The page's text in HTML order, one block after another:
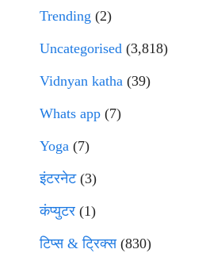
Trending (2)
Uncategorised (3,818)
Vidnyan katha (39)
Whats app (7)
Yoga (7)
इंटरनेट(3)
कंप्युटर (1)
टिप्स & ट्रिक्स(830)